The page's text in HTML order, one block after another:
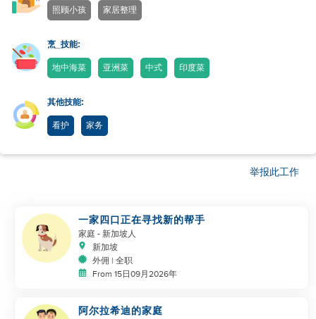
照顾小孩 家居整理
烹_技能:
地中海菜 亚洲菜 中式 印度菜
其他技能:
看护 家务
举报此工作
一家四口正在寻找新的帮手
家庭 - 新加坡人
新加坡
外佣 | 全职
From 15日09月2026年
阿尔拉希迪的家庭